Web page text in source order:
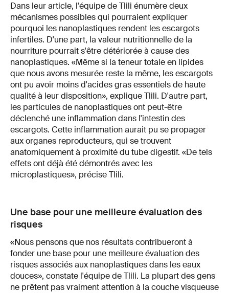
Dans leur article, l'équipe de Tlili énumère deux
mécanismes possibles qui pourraient expliquer
pourquoi les nanoplastiques rendent les escargots
infertiles. D'une part, la valeur nutritionnelle de la
nourriture pourrait s'être détériorée à cause des
nanoplastiques. «Même si la teneur totale en lipides
que nous avons mesurée reste la même, les escargots
ont pu avoir moins d'acides gras essentiels de haute
qualité à leur disposition», explique Tlili. D'autre part,
les particules de nanoplastiques ont peut-être
déclenché une inflammation dans l'intestin des
escargots. Cette inflammation aurait pu se propager
aux organes reproducteurs, qui se trouvent
anatomiquement à proximité du tube digestif. «De tels
effets ont déjà été démontrés avec les
microplastiques», précise Tlili.
Une base pour une meilleure évaluation des
risques
«Nous pensons que nos résultats contribueront à
fonder une base pour une meilleure évaluation des
risques associés aux nanoplastiques dans les eaux
douces», constate l'équipe de Tlili. La plupart des gens
ne prêtent pas vraiment attention à la couche visqueuse